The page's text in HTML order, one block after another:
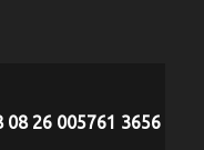
08 26 005761 3656